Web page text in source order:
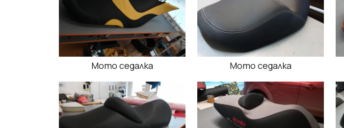
Мото седалка Мото седалка